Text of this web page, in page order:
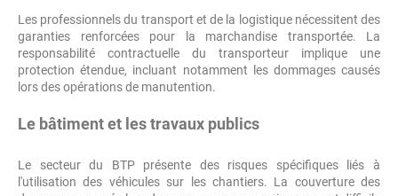
Les professionnels du transport et de la logistique nécessitent des
garanties renforcées pour la marchandise transportée. La
responsabilité contractuelle du transporteur implique une
protection étendue, incluant notamment les dommages causés
lors des opérations de manutention.
Le bâtiment et les travaux publics
Le secteur du BTP présente des risques spécifiques liés à
l'utilisation des véhicules sur les chantiers. La couverture des